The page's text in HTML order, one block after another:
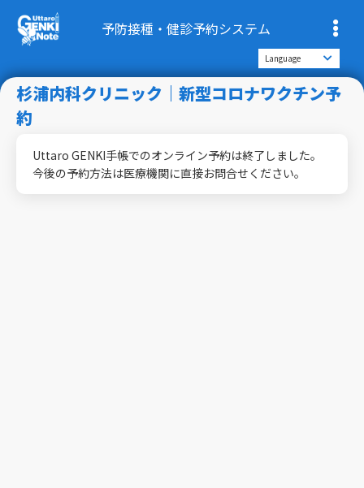
予防接種・健診予約システム
杉浦内科クリニック｜新型コロナワクチン予
約
Uttaro GENKI手帳でのオンライン予約は終了しました。
今後の予約方法は医療機関に直接お問合せください。